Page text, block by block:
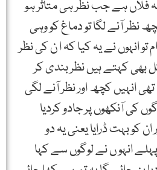
فلاں ہے جب نظر ہی متاثر ہو
نظر آنے لگا تو دماغ کو وہی
انہوں نے یہ کیا کہ ا ن کی نظر
بھی کہتے ہیں نظر بندی کر
انہیں کچھ اور نظر آنے لگی
کی آنکھوں پر جادو کردیا
کو بہت ڈرایا یعنی یہ دو
انہو ں نے لوگوں سے کہا